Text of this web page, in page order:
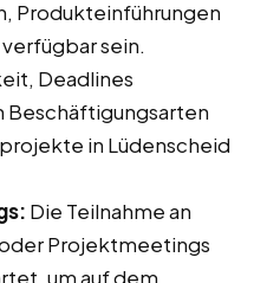
Produkteinführungen
sein.
Deadlines
Beschäftigungsarten
in Lüdenscheid
Die Teilnahme an
Projektmeetings
um auf dem